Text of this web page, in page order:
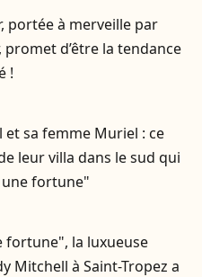
portée à merveille par
promet d’être la tendance
!
et sa femme Muriel : ce
leur villa dans le sud qui
fortune"
fortune", la luxueuse
Mitchell à Saint-Tropez a